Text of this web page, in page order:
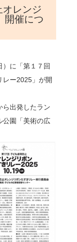
オレンジ
開催につ
）に「第１７回
レー2025」が開
ら出発したラン
公園「美術の広